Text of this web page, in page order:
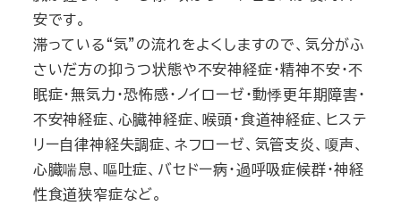
安です。
滞っている“気”の流れをよくしますので、気分がふ
さいだ方の抑うつ状態や不安神経症・精神不安・不
眠症・無気力・恐怖感・ノイローゼ・動悸更年期障害・
不安神経症、心臓神経症、喉頭・食道神経症、ヒステ
リー自律神経失調症、ネフローゼ、気管支炎、嗄声、
心臓喘息、嘔吐症、バセドー病・過呼吸症候群・神経
性食道狭窄症など。